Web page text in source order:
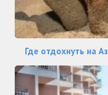
Где отдохнуть на